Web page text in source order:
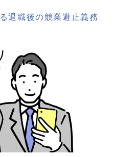
退職後の競業避止義務